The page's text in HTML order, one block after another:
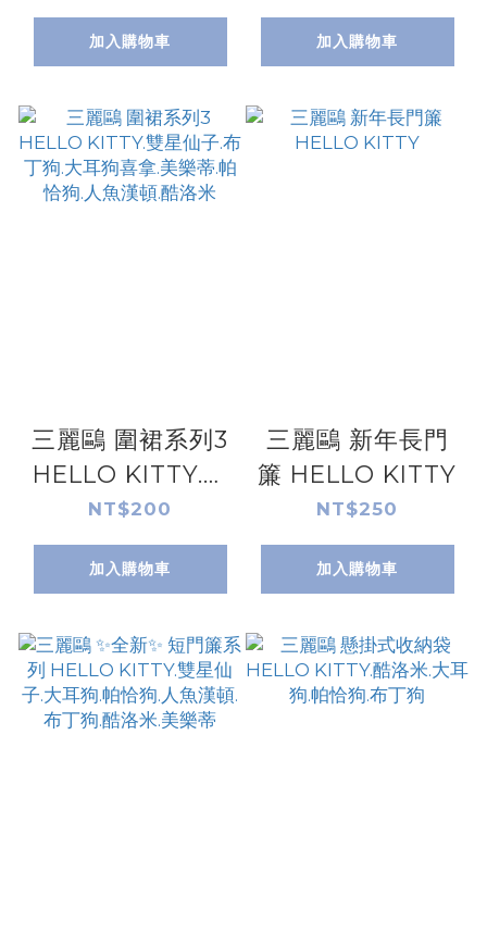
頓.KUROMI
加入購物車 加入購物車
三麗鷗 圍裙系列3
HELLO KITTY.雙
星仙子.布丁狗.大
耳狗喜拿.美樂蒂.
帕恰狗.人魚漢頓.
NT$200
加入購物車
三麗鷗 新年長門
簾 HELLO KITTY
NT$250
加入購物車